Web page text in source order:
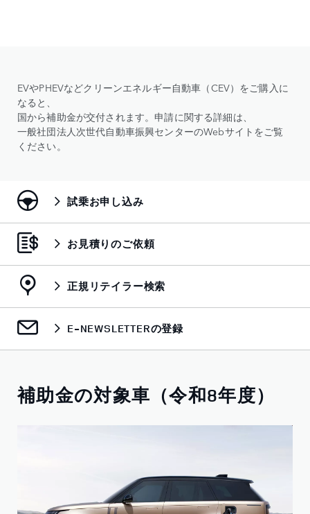
EVやPHEVなどクリーンエネルギー自動車（CEV）をご購入に
なると、
国から補助金が交付されます。申請に関する詳細は、
一般社団法人次世代自動車振興センターのWebサイトをご覧
ください。
試乗お申し込み
お見積りのご依頼
正規リテイラー検索
E-NEWSLETTERの登録
補助金の対象車（令和8年度）